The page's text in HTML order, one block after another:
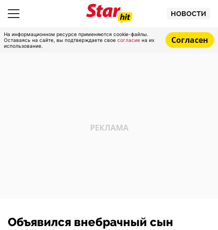
НОВОСТИ
На информационном ресурсе применяются cookie-файлы.
Оставаясь на сайте, вы подтверждаете свое согласие на их
использование.
Согласен
Объявился внебрачный сын